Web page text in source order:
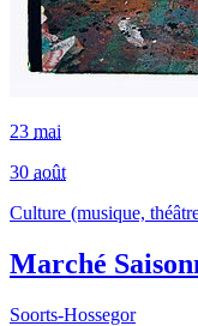
23 mai
30 août
Culture (musique,
Marché
Soorts-Hossegor